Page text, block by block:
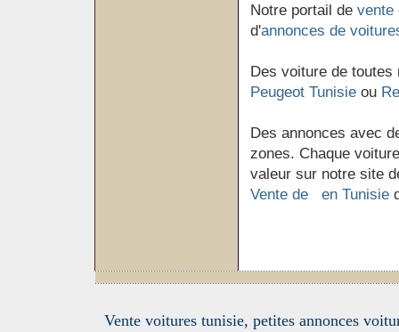
Notre portail de vente
d'annonces de
Des voiture de
Peugeot Tunisieou
Des annonces avec
zones. Chaque
valeur sur notre site
Vente de en Tunisie
Vente voitures tunisie, petites annonces